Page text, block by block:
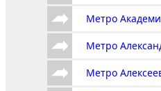
Метро
Метро
Метро